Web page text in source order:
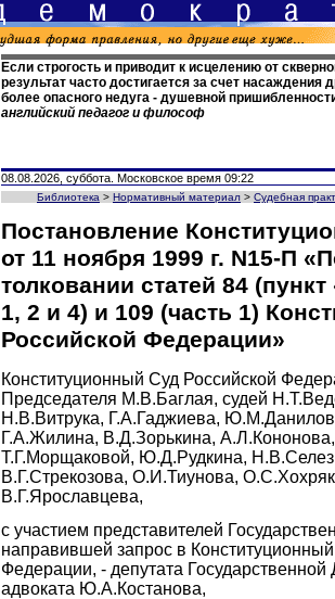
Если строгость и приводит к исцелению от
результат часто достигается за счет насаждения
более опасного недуга - душевной
английский педагог и философ
08.08.2026, суббота. Московское время 09:22
Библиотека > Нормативный материал > Судебная
Постановление
от 11 ноября 1999 г. N15-П
толковании статей 84 (пункт
1, 2 и 4) и 109 (часть 1)
Российской Федерации»
Конституционный Суд Российской
Председателя М.В.Баглая, судей
Н.В.Витрука, Г.А.Гаджиева,
Г.А.Жилина, В.Д.Зорькина,
Т.Г.Морщаковой, Ю.Д.Рудкина,
В.Г.Стрекозова, О.И.Тиунова,
В.Г.Ярославцева,
с участием представителей
направившей запрос в
Федерации, - депутата
адвоката Ю.А.Костанова,